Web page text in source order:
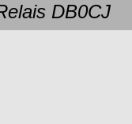
DB0CJ